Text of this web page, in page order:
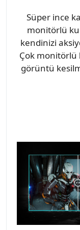
Süper ince
monitörlü
kendinizi
Çok monitörlü
görüntü